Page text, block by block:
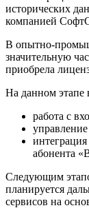
исторических
компанией
В опытно-
значительную
приобрела
На данном этапе
работа с
абонента
Следующим
планируется
сервисов на